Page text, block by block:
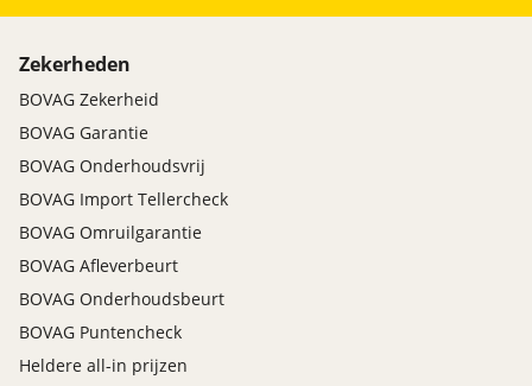
Zekerheden
BOVAG Zekerheid
BOVAG Garantie
BOVAG Onderhoudsvrij
BOVAG Import Tellercheck
BOVAG Omruilgarantie
BOVAG Afleverbeurt
BOVAG Onderhoudsbeurt
BOVAG Puntencheck
Heldere all-in prijzen